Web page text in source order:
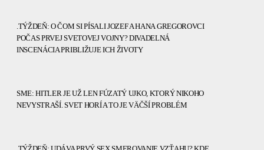
.TÝŽDEŇ: O ČOM SI PÍSALI JOZEF A HANA GREGOROVCI
POČAS PRVEJ SVETOVEJ VOJNY? DIVADELNÁ
INSCENÁCIA PRIBLIŽUJE ICH ŽIVOTY
SME: HITLER JE UŽ LEN FÚZATÝ UJKO, KTORÝ NIKOHO
NEVYSTRAŠÍ. SVET HORÍ A TO JE VÄČŠÍ PROBLÉM